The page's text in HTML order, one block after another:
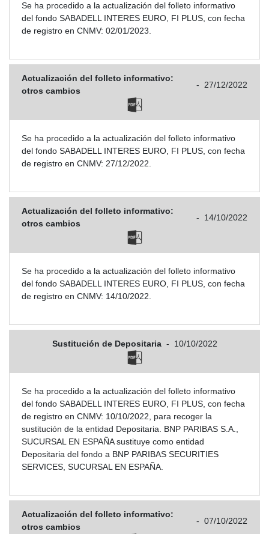
Se ha procedido a la actualización del folleto informativo
del fondo SABADELL INTERES EURO, FI PLUS, con fecha
de registro en CNMV: 02/01/2023.
Actualización del folleto informativo:
otros cambios
- 27/12/2022
Se ha procedido a la actualización del folleto informativo
del fondo SABADELL INTERES EURO, FI PLUS, con fecha
de registro en CNMV: 27/12/2022.
Actualización del folleto informativo:
otros cambios
- 14/10/2022
Se ha procedido a la actualización del folleto informativo
del fondo SABADELL INTERES EURO, FI PLUS, con fecha
de registro en CNMV: 14/10/2022.
Sustitución de Depositaria - 10/10/2022
Se ha procedido a la actualización del folleto informativo
del fondo SABADELL INTERES EURO, FI PLUS, con fecha
de registro en CNMV: 10/10/2022, para recoger la
sustitución de la entidad Depositaria. BNP PARIBAS S.A.,
SUCURSAL EN ESPAÑA sustituye como entidad
Depositaria del fondo a BNP PARIBAS SECURITIES
SERVICES, SUCURSAL EN ESPAÑA.
Actualización del folleto informativo:
otros cambios
- 07/10/2022